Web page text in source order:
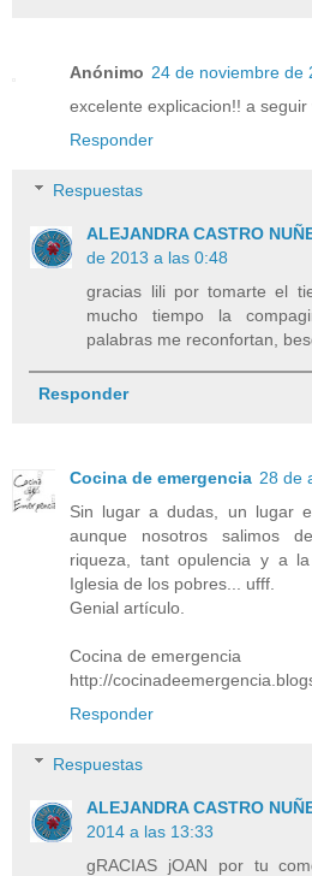
Anónimo 24 de noviembre de
excelente explicacion!! a
Responder
Respuestas
ALEJANDRA CASTRO
de 2013 a las 0:48
gracias lili por tomarte el
mucho tiempo la
palabras me reconfortan,
Responder
Cocina de emergencia 28 de
Sin lugar a dudas, un lugar
aunque nosotros salimos
riqueza, tant opulencia y a
Iglesia de los pobres... ufff.
Genial artículo.
Cocina de emergencia
http://
Responder
Respuestas
ALEJANDRA CASTRO
2014 a las 13:33
gRACIAS jOAN por tu